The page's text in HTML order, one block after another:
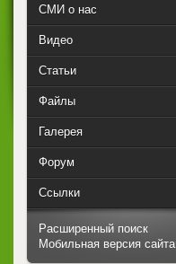
СМИ о нас
Видео
Статьи
Файлы
Галерея
Форум
Ссылки
Расширенный поиск
Мобильная версия сайта